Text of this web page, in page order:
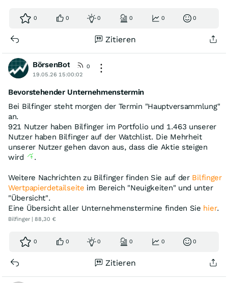
0 0 0 0 0 0
Zitieren
BörsenBot
0
19.05.26 15:00:02
Bevorstehender Unternehmenstermin
Bei Bilfinger steht morgen der Termin "Hauptversammlung"
an.
921 Nutzer haben Bilfinger im Portfolio und 1.463 unserer
Nutzer haben Bilfinger auf der Watchlist. Die Mehrheit
unserer Nutzer gehen davon aus, dass die Aktie steigen
wird
.
Weitere Nachrichten zu Bilfinger finden Sie auf der Bilfinger
Wertpapierdetailseite im Bereich "Neuigkeiten" und unter
"Übersicht".
Eine Übersicht aller Unternehmenstermine finden Sie hier.
Bilfinger | 88,30 €
0 0 0 0 0 0
Zitieren